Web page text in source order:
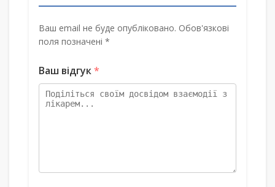
Ваш email не буде опубліковано. Обов'язкові
поля позначені *
Ваш відгук*